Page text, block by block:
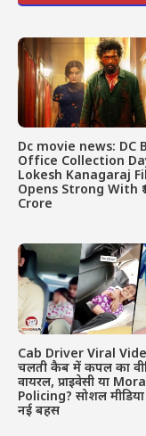
Dc movie news: DC
Office Collection
Lokesh Kanagaraj
Opens Strong With
Crore
Cab Driver Viral
चलती कैब में कपल का
वायरल, प्राइवेसी या
Policing? सोशल मीडिया
नई बहस